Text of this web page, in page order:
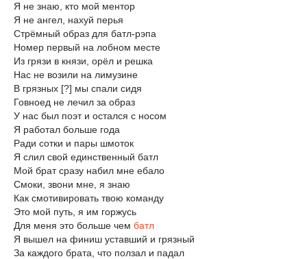
Я не знаю, кто мой ментор
Я не ангел, нахуй перья
Стрёмный образ для батл-рэпа
Номер первый на лобном месте
Из грязи в князи, орёл и решка
Нас не возили на лимузине
В грязных [?] мы спали сидя
Говноед не лечил за образ
У нас был поэт и остался с носом
Я работал больше года
Ради сотки и пары шмоток
Я слил свой единственный батл
Мой брат сразу набил мне ебало
Смоки, звони мне, я знаю
Как смотивировать твою команду
Это мой путь, я им горжусь
Для меня это больше чем батл
Я вышел на финиш уставший и грязный
За каждого брата, что ползал и падал